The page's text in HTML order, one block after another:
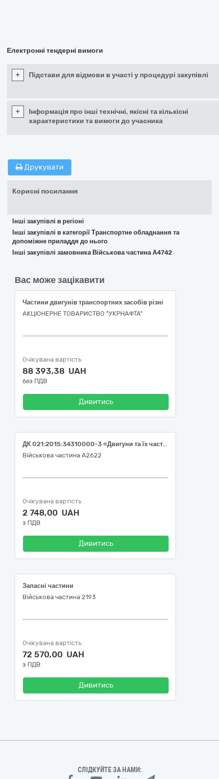
Електронні тендерні вимоги
+ Підстави для відмови в участі у процедурі закупівлі
+
Інформація про інші технічні, якісні та кількісні
характеристики та вимоги до учасника
Друкувати
Корисні посилання
Інші закупівлі в регіоні
Інші закупівлі в категорії Транспортне обладнання та
допоміжне приладдя до нього
Інші закупівлі замовника Військова частина А4742
Вас може зацікавити
Частини двигунів транспортних засобів різні
АКЦІОНЕРНЕ ТОВАРИСТВО "УКPНAФТА"
Очікувана вартість
88 393,38 UAH
без ПДВ
Дивитись
ДК 021:2015:34310000-3 «Двигуни та їх частини» Свічка запалювання (TOYOTA LC 4.6 09)
Військова частина А2622
Очікувана вартість
2 748,00 UAH
з ПДВ
Дивитись
Запасні частини
Військова частина 2193
Очікувана вартість
72 570,00 UAH
з ПДВ
Дивитись
СЛІДКУЙТЕ ЗА НАМИ: